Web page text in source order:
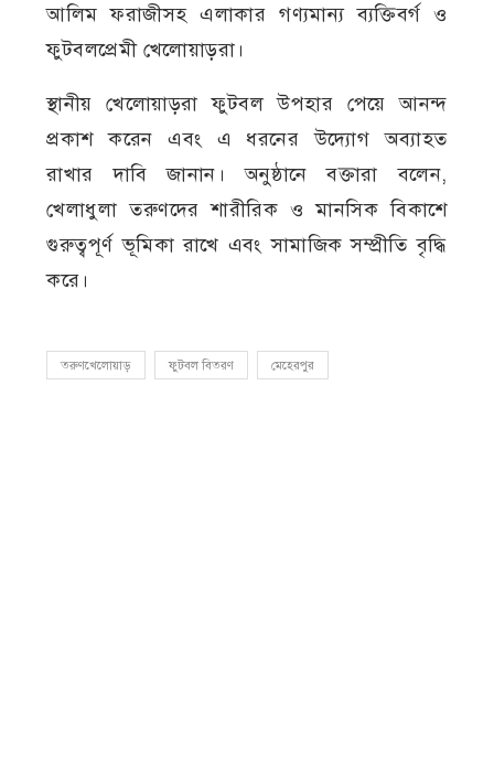
আলিম ফরাজীসহ এলাকার গণ্যমান্য ব্যক্তিবর্গ ও
ফুটবলপ্রেমী খেলোয়াড়রা।
স্থানীয় খেলোয়াড়রা ফুটবল উপহার পেয়ে আনন্দ
প্রকাশ করেন এবং এ ধরনের উদ্যোগ অব্যাহত
রাখার দাবি জানান। অনুষ্ঠানে বক্তারা বলেন,
খেলাধুলা তরুণদের শারীরিক ও মানসিক বিকাশে
গুরুত্বপূর্ণ ভূমিকা রাখে এবং সামাজিক সম্প্রীতি বৃদ্ধি
করে।
তরুণখেলোয়াড় ফুটবল বিতরণ মেহেরপুর